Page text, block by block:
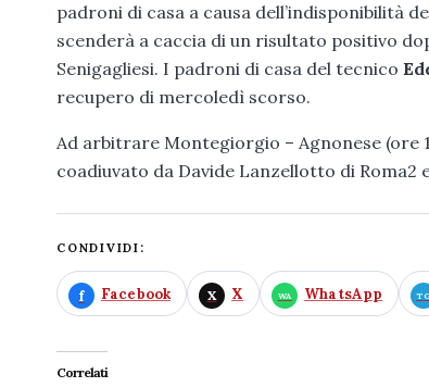
padroni di casa a causa dell’indisponibilità
scenderà a caccia di un risultato positivo
Senigagliesi. I padroni di casa del tecnico
recupero di mercoledì scorso.
Ad arbitrare Montegiorgio – Agnonese (ore
coadiuvato da Davide Lanzellotto di Roma2
CONDIVIDI:
Facebook X WhatsApp
Correlati